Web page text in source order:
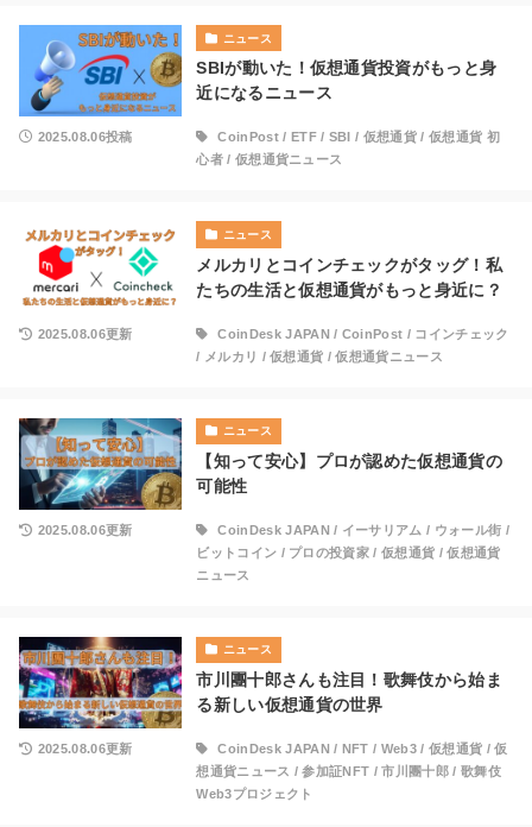
ニュース
SBIが動いた！仮想通貨投資がもっと身
近になるニュース
2025.08.06投稿 CoinPost/ ETF/ SBI / 仮想通貨 /仮想通貨 初
心者/ 仮想通貨ニュース
ニュース
メルカリとコインチェックがタッグ！私
たちの生活と仮想通貨がもっと身近に？
2025.08.06更新 CoinDesk JAPAN / CoinPost / コインチェック
/ メルカリ /仮想通貨 /仮想通貨ニュース
ニュース
【知って安心】プロが認めた仮想通貨の
可能性
2025.08.06更新 CoinDesk JAPAN / イーサリアム / ウォール街 /
ビットコイン / プロの投資家 /仮想通貨 /仮想通貨
ニュース
ニュース
市川團十郎さんも注目！歌舞伎から始ま
る新しい仮想通貨の世界
2025.08.06更新 CoinDesk JAPAN / NFT / Web3 / 仮想通貨 /仮
想通貨ニュース /参加証NFT /市川團十郎/ 歌舞伎
Web3プロジェクト